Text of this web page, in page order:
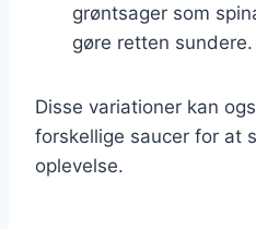
grøntsager som
gøre retten sundere.
Disse variationer kan
forskellige saucer for at
oplevelse.